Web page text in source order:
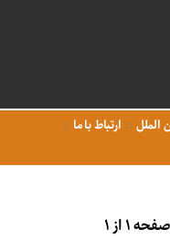
الملل
ارتباط با ما
صفحه ۱ از ۱